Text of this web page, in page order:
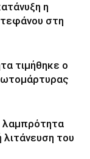
η
στη
τιμήθηκε ο
λιτάνευση του